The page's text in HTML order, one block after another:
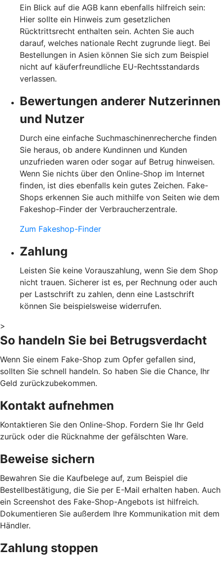
Ein Blick auf die AGB kann ebenfalls hilfreich sein:
Hier sollte ein Hinweis zum gesetzlichen
Rücktrittsrecht enthalten sein. Achten Sie auch
darauf, welches nationale Recht zugrunde liegt. Bei
Bestellungen in Asien können Sie sich zum Beispiel
nicht auf käuferfreundliche EU-Rechtsstandards
verlassen.
Bewertungen anderer Nutzerinnen
und Nutzer
Durch eine einfache Suchmaschinenrecherche finden
Sie heraus, ob andere Kundinnen und Kunden
unzufrieden waren oder sogar auf Betrug hinweisen.
Wenn Sie nichts über den Online-Shop im Internet
finden, ist dies ebenfalls kein gutes Zeichen. Fake-
Shops erkennen Sie auch mithilfe von Seiten wie dem
Fakeshop-Finder der Verbraucherzentrale.
Zum Fakeshop-Finder
Zahlung
Leisten Sie keine Vorauszahlung, wenn Sie dem Shop
nicht trauen. Sicherer ist es, per Rechnung oder auch
per Lastschrift zu zahlen, denn eine Lastschrift
können Sie beispielsweise widerrufen.
>
So handeln Sie bei Betrugsverdacht
Wenn Sie einem Fake-Shop zum Opfer gefallen sind,
sollten Sie schnell handeln. So haben Sie die Chance, Ihr
Geld zurückzubekommen.
Kontakt aufnehmen
Kontaktieren Sie den Online-Shop. Fordern Sie Ihr Geld
zurück oder die Rücknahme der gefälschten Ware.
Beweise sichern
Bewahren Sie die Kaufbelege auf, zum Beispiel die
Bestellbestätigung, die Sie per E-Mail erhalten haben. Auch
ein Screenshot des Fake-Shop-Angebots ist hilfreich.
Dokumentieren Sie außerdem Ihre Kommunikation mit dem
Händler.
Zahlung stoppen